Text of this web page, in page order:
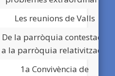
Les reunions de Valls
De la parròquia contestada
a la parròquia relativitzada
1a Convivència de